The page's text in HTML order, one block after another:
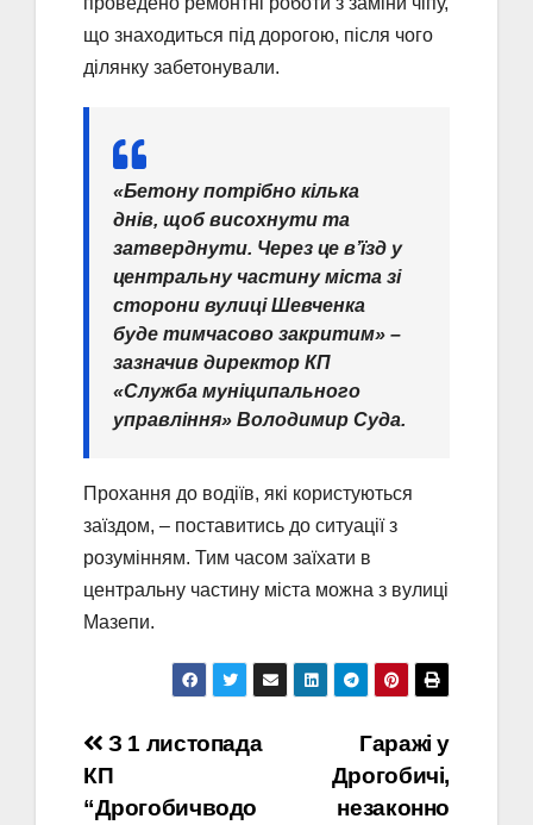
що знаходиться під дорогою, після чого
ділянку забетонували.
«Бетону потрібно кілька
днів, щоб висохнути та
затверднути. Через це в’їзд у
центральну частину міста зі
сторони вулиці Шевченка
буде тимчасово закритим» –
зазначив директор КП
«Служба муніципального
управління» Володимир Суда.
Прохання до водіїв, які користуються
заїздом, – поставитись до ситуації з
розумінням. Тим часом заїхати в
центральну частину міста можна з вулиці
Мазепи.
Навігація
записів
Гаражі у
Дрогобичі,
незаконно
З 1 листопада
КП
“Дрогобичводо